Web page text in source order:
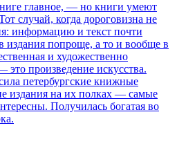
главное, — но книги умеют
случай, когда дороговизна не
информацию и текст почти
издания попроще, а то и вообще в
и художественно
произведение искусства.
петербургские книжные
издания на их полках — самые
Получилась богатая во